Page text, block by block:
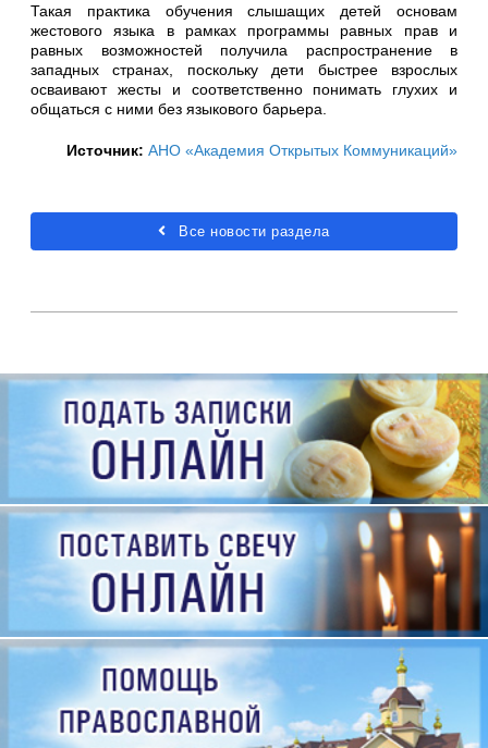
Такая практика обучения слышащих детей основам
жестового языка в рамках программы равных прав и
равных возможностей получила распространение в
западных странах, поскольку дети быстрее взрослых
осваивают жесты и соответственно понимать глухих и
общаться с ними без языкового барьера.
Источник: АНО «Академия Открытых Коммуникаций»
Все новости раздела